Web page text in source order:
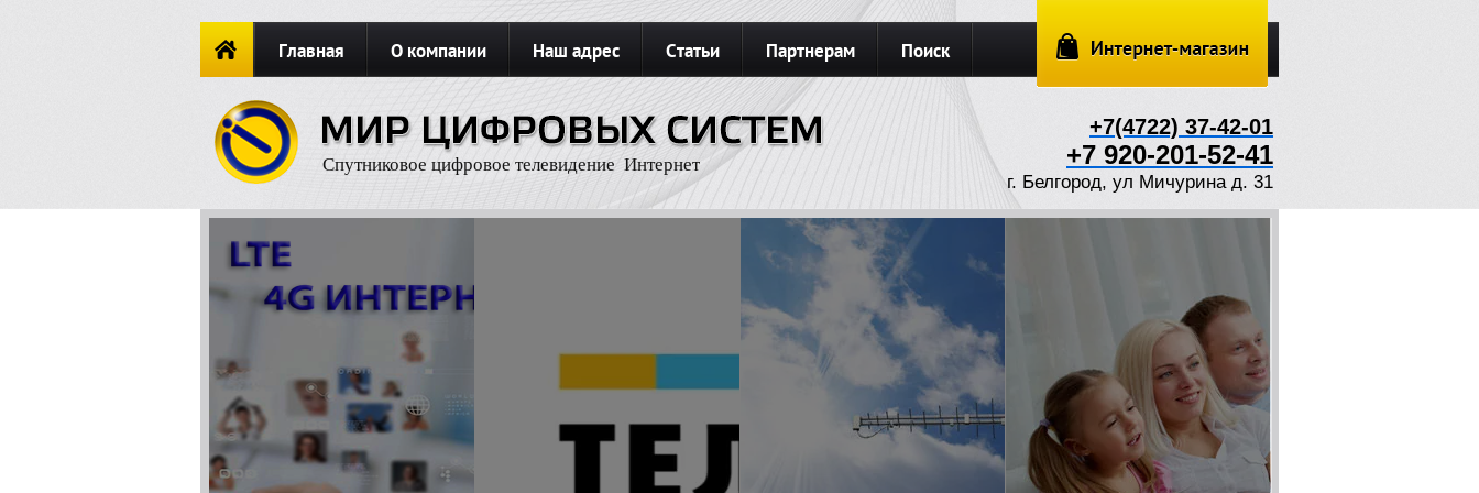
Главная О компании Наш адрес Статьи Партнерам Поиск
Новости Карта сайта Подключить интернет
Спутниковое цифровое телевидение Интернет
+7(4722) 37-42-01
+7 920-201-52-41
г. Белгород, ул Мичурина д. 31